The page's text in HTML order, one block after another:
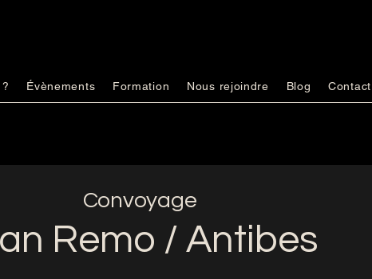
Évènements Formation Nous rejoindre Blog Contact
Remo / Antibes
Convoyage